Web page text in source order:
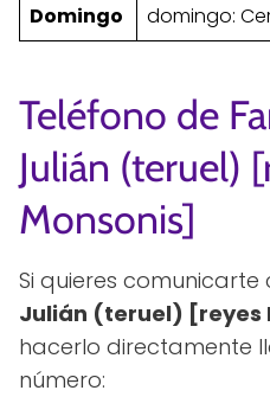
Domingo
domingo:
Teléfono de
Julián (teruel)
Monsonis]
Si quieres comunicarte
Julián (teruel) [reyes
hacerlo directamente
número: